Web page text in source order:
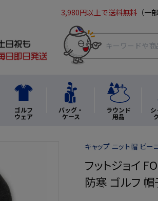
3,980円以上で送料無料 （一
ゴルフ
ウェア
バッグ・
ケース
ラウンド
用品
シ
キャップ ニット帽 ビ
フットジョイ
防寒 ゴルフ